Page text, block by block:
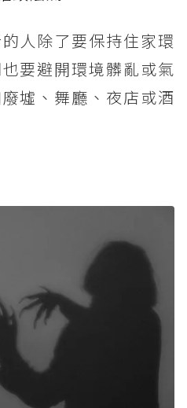
人除了要保持住家環
要避開環境髒亂或氣
墟、舞廳、夜店或酒